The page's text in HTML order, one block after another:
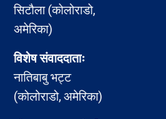
सिटौला (कोलोराडो,
अमेरिका)
विशेष संवाददाताः
नातिबाबु भट्ट
(कोलोराडो, अमेरिका)